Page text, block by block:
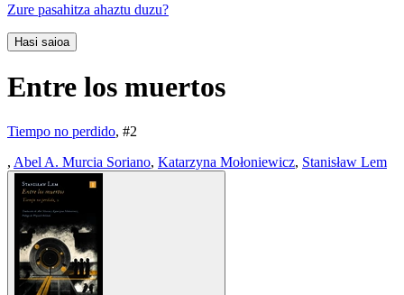
Zure pasahitza ahaztu duzu?
Hasi saioa
Entre los muertos
Tiempo no perdido, #2
, Abel A. Murcia Soriano, Katarzyna Mołoniewicz, Stanisław Lem